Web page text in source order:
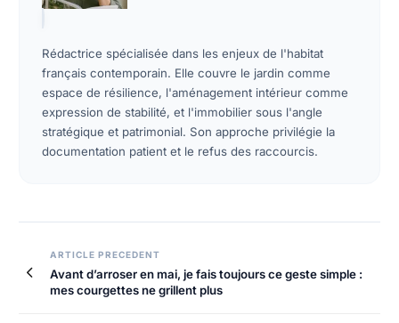
Rédactrice spécialisée dans les enjeux de l'habitat
français contemporain. Elle couvre le jardin comme
espace de résilience, l'aménagement intérieur comme
expression de stabilité, et l'immobilier sous l'angle
stratégique et patrimonial. Son approche privilégie la
documentation patient et le refus des raccourcis.
ARTICLE PRECEDENT
Avant d’arroser en mai, je fais toujours ce geste simple :
mes courgettes ne grillent plus